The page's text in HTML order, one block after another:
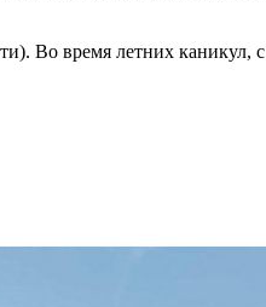
Во время летних каникул,